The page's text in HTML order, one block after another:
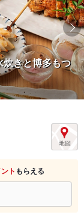
きと博多もつ
ト もらえる